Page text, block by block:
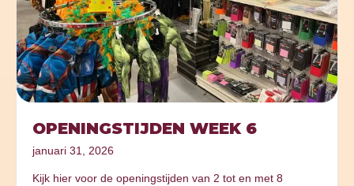
OPENINGSTIJDEN WEEK 6
januari 31, 2026
Kijk hier voor de openingstijden van 2 tot en met 8